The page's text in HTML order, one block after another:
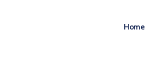
Home